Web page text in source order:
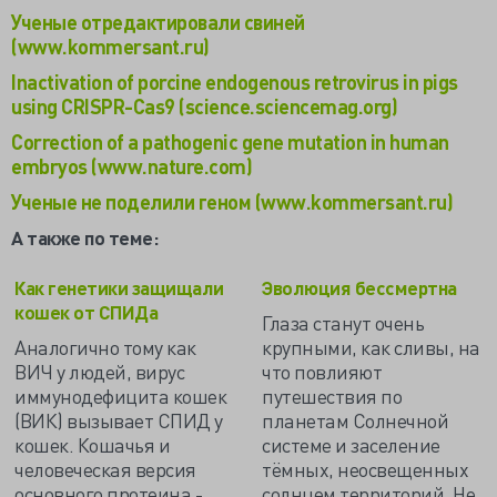
Ученые отредактировали свиней
(www.kommersant.ru)
Inactivation of porcine endogenous retrovirus in pigs
using CRISPR-Cas9 (science.sciencemag.org)
Correction of a pathogenic gene mutation in human
embryos (www.nature.com)
Ученые не поделили геном (www.kommersant.ru)
А также по теме:
Как генетики защищали
кошек от СПИДа
Аналогично тому как
ВИЧ у людей, вирус
иммунодефицита кошек
(ВИК) вызывает СПИД у
кошек. Кошачья и
человеческая версия
Эволюция бессмертна
Глаза станут очень
крупными, как сливы, на
что повлияют
путешествия по
планетам Солнечной
системе и заселение
тёмных, неосвещенных